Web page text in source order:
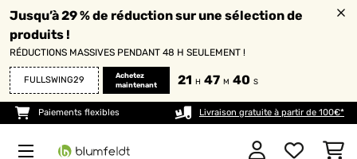
Jusqu’à 29 % de réduction sur une sélection de
produits !
RÉDUCTIONS MASSIVES PENDANT 48 H SEULEMENT !
FULLSWING29
Achetez
maintenant
21 H 47 M 39 S
Paiements flexibles Livraison gratuite à partir de 100€*